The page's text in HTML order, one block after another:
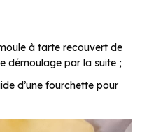
à tarte recouvert de
démoulage par la suite ;
d’une fourchette pour